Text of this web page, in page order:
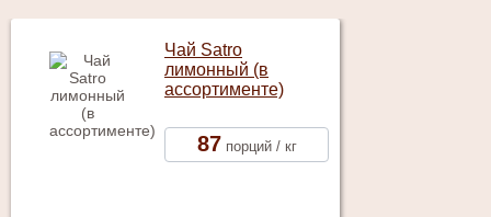
Чай Satro
лимонный (в
ассортименте)
87 порций / кг